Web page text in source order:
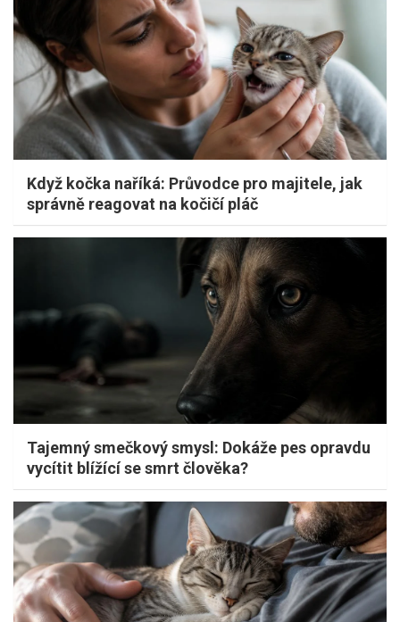
Když kočka naříká: Průvodce pro majitele, jak
správně reagovat na kočičí pláč
Tajemný smečkový smysl: Dokáže pes opravdu
vycítit blížící se smrt člověka?